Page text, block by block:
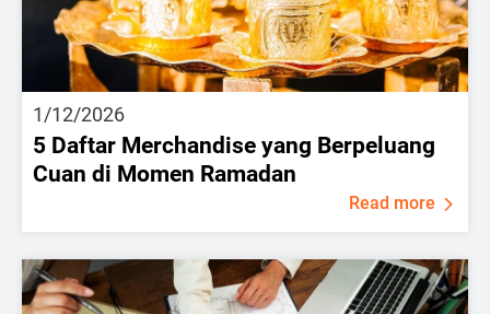
1/12/2026
5 Daftar Merchandise yang Berpeluang
Cuan di Momen Ramadan
Read more